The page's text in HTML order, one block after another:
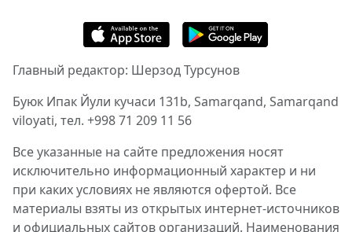
Главный редактор: Шерзод Турсунов
Буюк Ипак Йули кучаси 131b, Samarqand, Samarqand
viloyati, тел. +998 71 209 11 56
Все указанные на сайте предложения носят
исключительно информационный характер и ни
при каких условиях не являются офертой. Все
материалы взяты из открытых интернет-источников
и официальных сайтов организаций. Наименования